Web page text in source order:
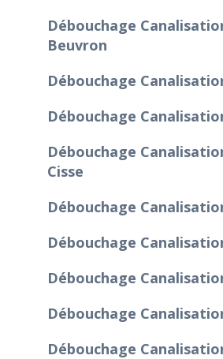
Débouchage
Beuvron
Débouchage
Débouchage
Débouchage
Cisse
Débouchage
Débouchage
Débouchage
Débouchage
Débouchage